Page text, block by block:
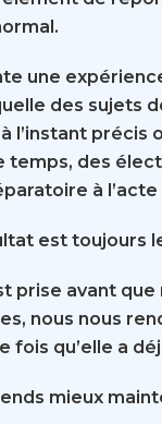
une
des sujets
l’instant précis
temps, des
à
est toujours
prise avant
nous nous
fois qu’elle a
mieux